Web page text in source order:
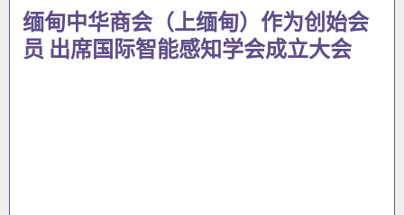
缅甸中华商会（上缅甸）作为创始会
员 出席国际智能感知学会成立大会